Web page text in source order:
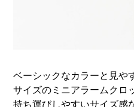
ベーシックなカラーと見や
サイズのミニアラームクロ
持ち運びしやすいサイズ感